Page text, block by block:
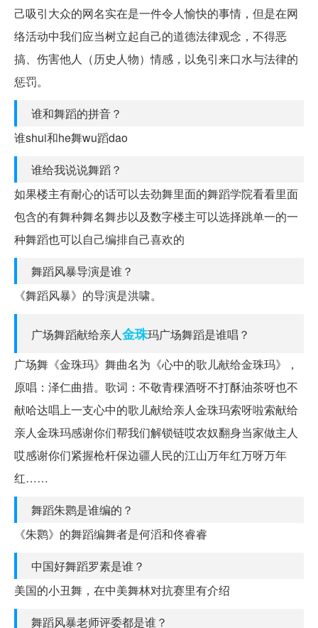
己吸引大众的网名实在是一件令人愉快的事情，但是在网
络活动中我们应当树立起自己的道德法律观念，不得恶
搞、伤害他人（历史人物）情感，以免引来口水与法律的
惩罚。
谁和舞蹈的拼音？
谁shui和he舞wu蹈dao
谁给我说说舞蹈？
如果楼主有耐心的话可以去劲舞里面的舞蹈学院看看里面
包含的有舞种舞名舞步以及数字楼主可以选择跳单一的一
种舞蹈也可以自己编排自己喜欢的
舞蹈风暴导演是谁？
《舞蹈风暴》的导演是洪啸。
广场舞蹈献给亲人金珠玛广场舞蹈是谁唱？
广场舞《金珠玛》舞曲名为《心中的歌儿献给金珠玛》，
原唱：泽仁曲措。歌词：不敬青稞酒呀不打酥油茶呀也不
献哈达唱上一支心中的歌儿献给亲人金珠玛索呀啦索献给
亲人金珠玛感谢你们帮我们解锁链哎农奴翻身当家做主人
哎感谢你们紧握枪杆保边疆人民的江山万年红万呀万年
红……
舞蹈朱鹮是谁编的？
《朱鹮》的舞蹈编舞者是何滔和佟睿睿
中国好舞蹈罗素是谁？
美国的小丑舞，在中美舞林对抗赛里有介绍
舞蹈风暴老师评委都是谁？